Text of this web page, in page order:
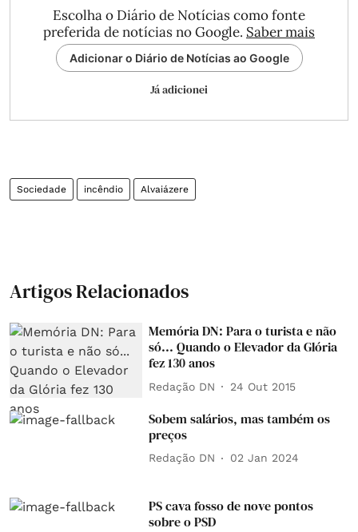
Escolha o Diário de Notícias como fonte
preferida de notícias no Google. Saber mais
Adicionar o Diário de Notícias ao Google
Já adicionei
Sociedade incêndio Alvaiázere
Artigos Relacionados
Memória DN: Para o turista e não
só... Quando o Elevador da Glória
fez 130 anos
Redação DN 24 Out 2015
Sobem salários, mas também os
preços
Redação DN 02 Jan 2024
PS cava fosso de nove pontos
sobre o PSD